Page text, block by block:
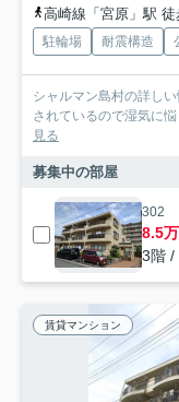
高崎線「宮原」駅 徒
駐輪場 耐震構造
シャルマン島村の詳し
されているので湿気に
見る
募集中の部屋
302
8.5
3階 /
賃貸マンション